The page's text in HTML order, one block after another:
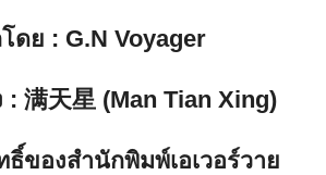
ดย : G.N Voyager
: 满天星 (Man Tian Xing)
ของสำนักพิมพ์เอเวอร์วาย